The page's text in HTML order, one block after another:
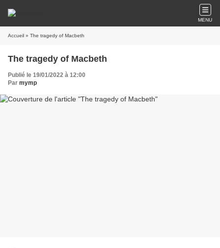
MENU
Accueil » The tragedy of Macbeth
The tragedy of Macbeth
Publié le 19/01/2022 à 12:00
Par mymp